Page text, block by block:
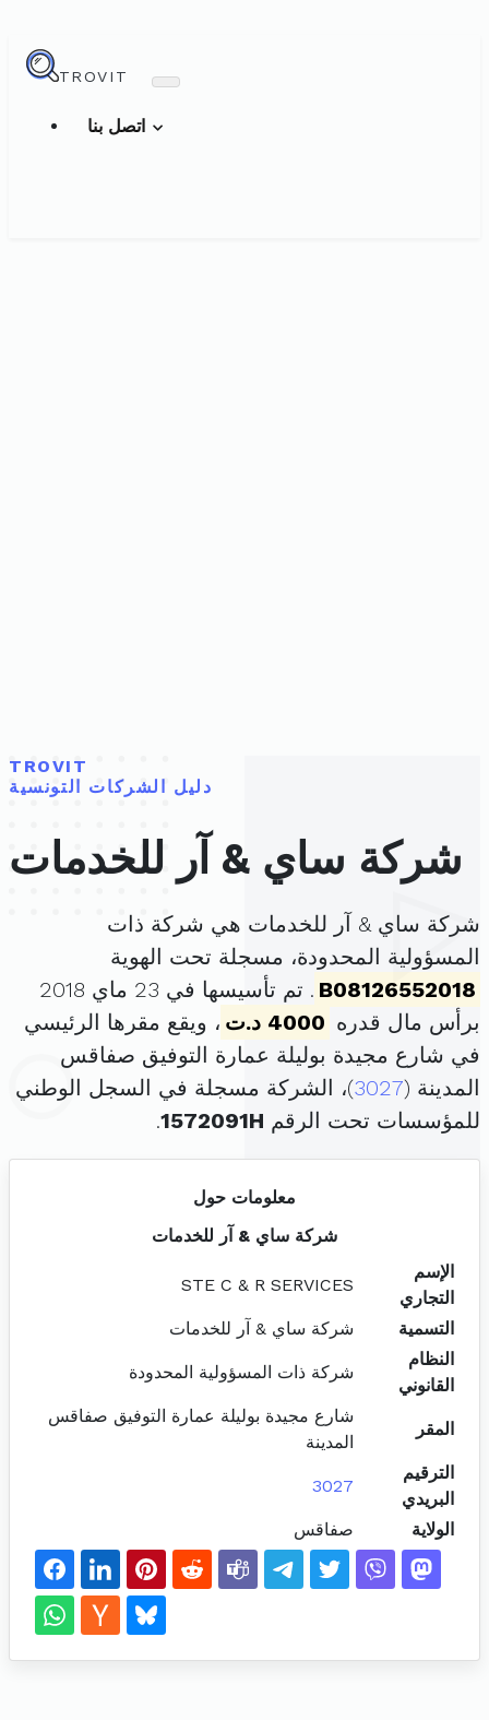
TROVIT
TROVIT
دليل الشركات التونسية
شركة ساي & آر للخدمات
شركة ساي & آر للخدمات هي شركة ذات
المسؤولية المحدودة، مسجلة تحت الهوية
B08126552018
. تم تأسيسها في 23 ماي 2018
برأس مال قدره 4000 د.ت
، ويقع مقرها الرئيسي
في شارع مجيدة بوليلة عمارة التوفيق صفاقس
المدينة (3027)، الشركة مسجلة في السجل الوطني
للمؤسسات تحت الرقم 1572091H
.
معلومات حول
شركة ساي & آر للخدمات
الإسم
التجاري
STE C & R SERVICES
التسمية
شركة ساي & آر للخدمات
النظام
القانوني
شركة ذات المسؤولية المحدودة
المقر
شارع مجيدة بوليلة عمارة التوفيق صفاقس
المدينة
الترقيم
البريدي
3027
الولاية صفاقس